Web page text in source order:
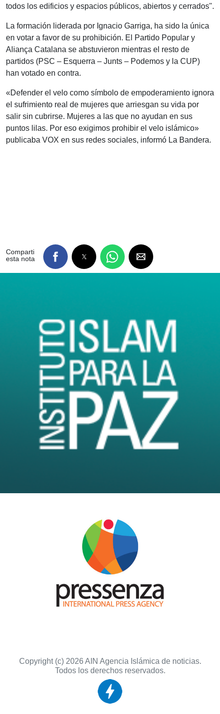
todos los edificios y espacios públicos, abiertos y cerrados".
La formación liderada por Ignacio Garriga, ha sido la única
en votar a favor de su prohibición. El Partido Popular y
Aliança Catalana se abstuvieron mientras el resto de
partidos (PSC – Esquerra – Junts – Podemos y la CUP)
han votado en contra.
«Defender el velo como símbolo de empoderamiento ignora
el sufrimiento real de mujeres que arriesgan su vida por
salir sin cubrirse. Mujeres a las que no ayudan en sus
puntos lilas. Por eso exigimos prohibir el velo islámico»
publicaba VOX en sus redes sociales, informó La Bandera.
Comparti
esta nota
Copyright (c) 2026 AIN Agencia Islámica de noticias.
Todos los derechos reservados.